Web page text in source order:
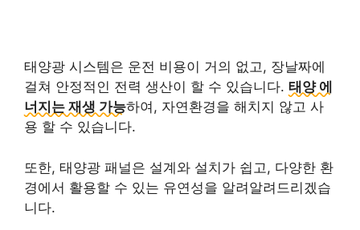
태양광 시스템은 운전 비용이 거의 없고, 장날짜에
걸쳐 안정적인 전력 생산이 할 수 있습니다. 태양 에
너지는 재생 가능하여, 자연환경을 해치지 않고 사
용 할 수 있습니다.
또한, 태양광 패널은 설계와 설치가 쉽고, 다양한 환
경에서 활용할 수 있는 유연성을 알려알려드리겠습
니다.